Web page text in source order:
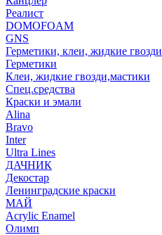
Реалист
DOMOFOAM
GNS
Герметики, клеи, жидкие гвозди
Герметики
Клеи, жидкие гвозди,мастики
Спец.средства
Краски и эмали
Alina
Bravo
Inter
Ultra Lines
ДАЧНИК
Декостар
Ленинградские краски
МАЙ
Acrylic Enamel
Олимп